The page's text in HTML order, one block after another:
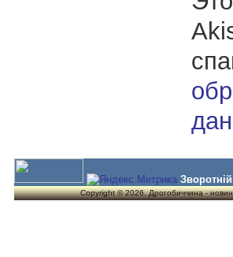
Copyright © 2026. Дрогобиччина - новини